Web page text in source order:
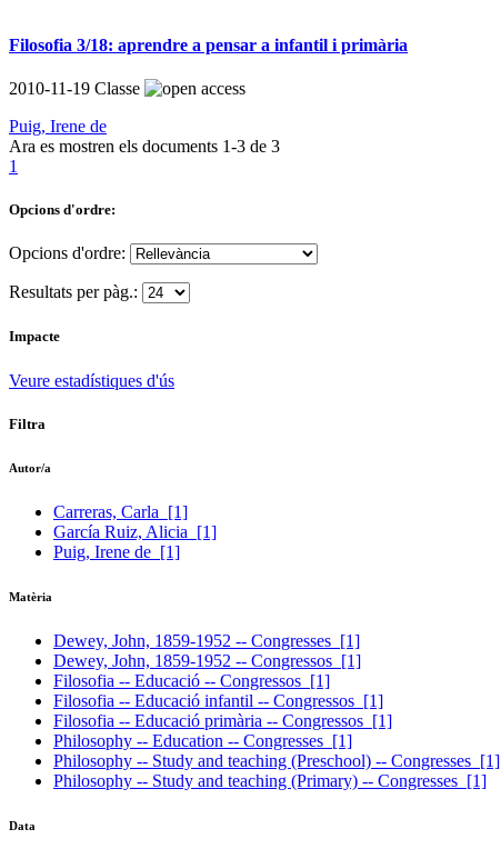
Filosofia 3/18: aprendre a pensar a infantil i primària
2010-11-19 Classe
Puig, Irene de
Ara es mostren els documents 1-3 de 3
1
Opcions d'ordre:
Opcions d'ordre:
Resultats per pàg.:
Impacte
Veure estadístiques d'ús
Filtra
Autor/a
Carreras, Carla [1]
García Ruiz, Alicia [1]
Puig, Irene de [1]
Matèria
Dewey, John, 1859-1952 -- Congresses [1]
Dewey, John, 1859-1952 -- Congressos [1]
Filosofia -- Educació -- Congressos [1]
Filosofia -- Educació infantil -- Congressos [1]
Filosofia -- Educació primària -- Congressos [1]
Philosophy -- Education -- Congresses [1]
Philosophy -- Study and teaching (Preschool) -- Congresses [1]
Philosophy -- Study and teaching (Primary) -- Congresses [1]
Data